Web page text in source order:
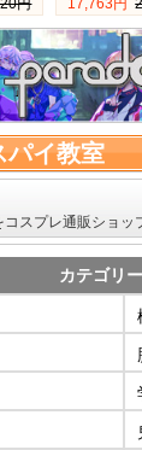
円
17,763円
パイ教室
コスプレ通販ショッ
カテゴリ